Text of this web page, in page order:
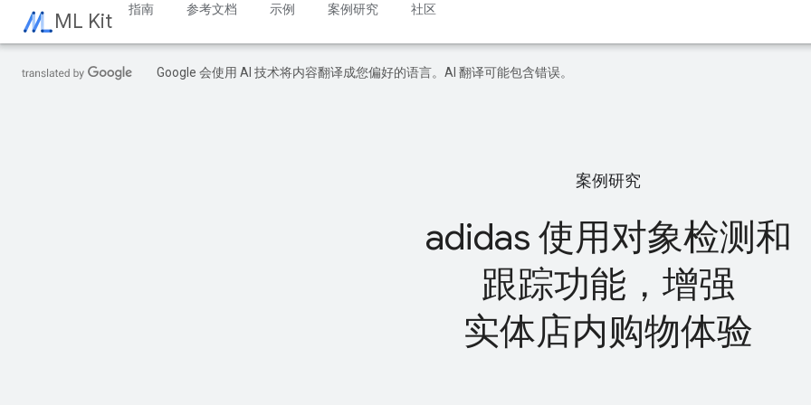
ML Kit 指南 参考文档 示例 案例研究 社区
Google 会使用 AI 技术将内容翻译成您偏好的语言。AI 翻译可能包含错误。
案例研究
adidas 使用对象检测和
跟踪功能，增强
实体店内购物体验